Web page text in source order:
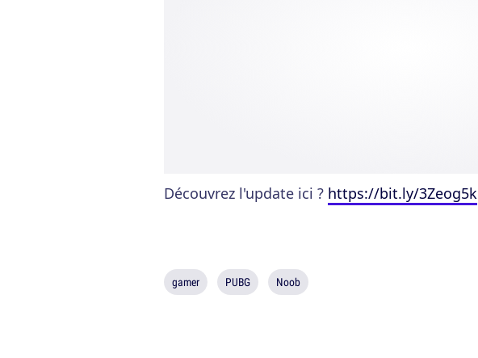
Découvrez l'update ici ? https://bit.ly/3Zeog5k
gamer PUBG Noob